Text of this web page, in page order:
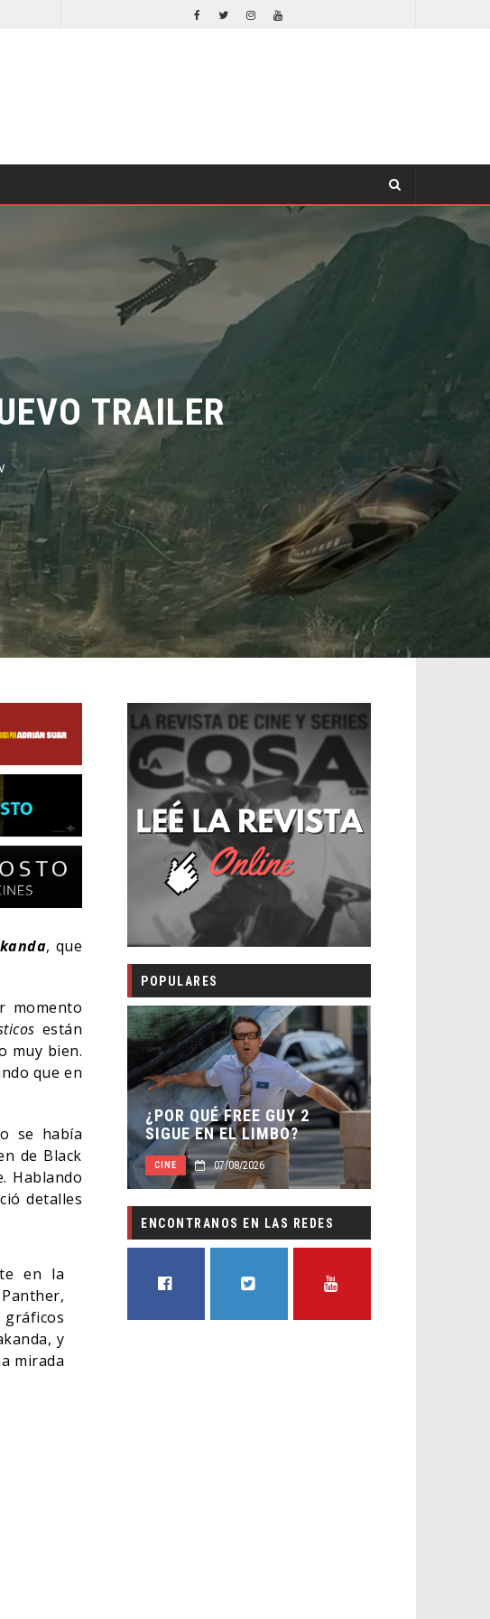
EL LIVE-ACTION DE ZELDA ELIGE A SU VILLANO
TRAILER
, que
momento
están
muy bien.
que en
se había
de Black
Hablando
detalles
en la
gráficos
y
mirada
POPULARES
¿POR QUÉ FREE GUY 2
SIGUE EN EL LIMBO?
CINE 07/08/2026
ENCONTRANOS EN LAS REDES